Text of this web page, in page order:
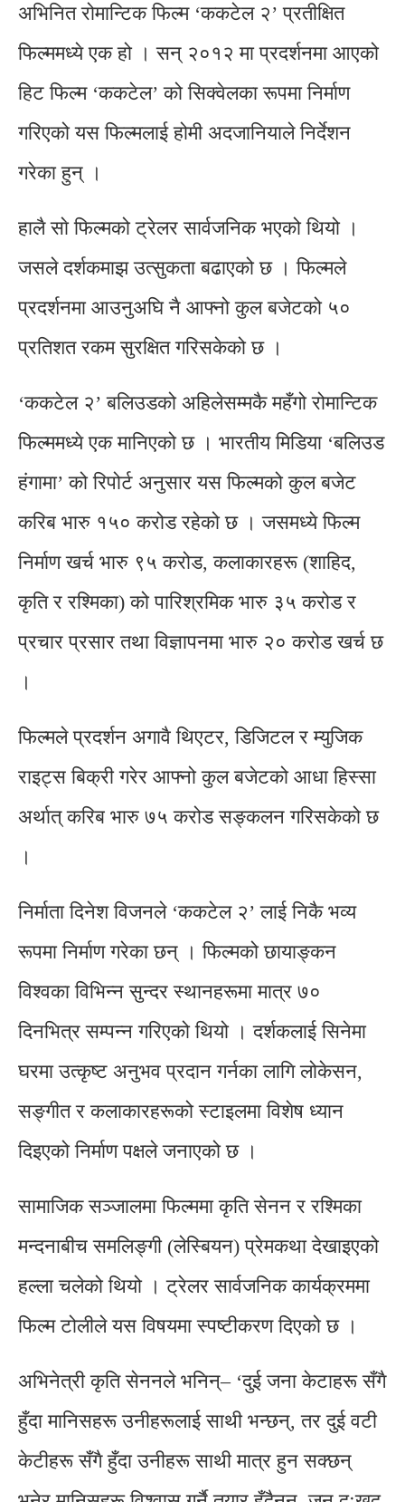
अभिनित रोमान्टिक फिल्म ‘ककटेल २’ प्रतीक्षित
फिल्ममध्ये एक हो । सन् २०१२ मा प्रदर्शनमा आएको
हिट फिल्म ‘ककटेल’ को सिक्वेलका रूपमा निर्माण
गरिएको यस फिल्मलाई होमी अदजानियाले निर्देशन
गरेका हुन् ।
हालै साे फिल्मको ट्रेलर सार्वजनिक भएको थियो ।
जसले दर्शकमाझ उत्सुकता बढाएको छ । फिल्मले
प्रदर्शनमा आउनुअघि नै आफ्नो कुल बजेटको ५०
प्रतिशत रकम सुरक्षित गरिसकेको छ ।
‘ककटेल २’ बलिउडको अहिलेसम्मकै महँगो रोमान्टिक
फिल्ममध्ये एक मानिएको छ । भारतीय मिडिया ‘बलिउड
हंगामा’ को रिपोर्ट अनुसार यस फिल्मको कुल बजेट
करिब भारु १५० करोड रहेको छ । जसमध्ये फिल्म
निर्माण खर्च भारु ९५ करोड, कलाकारहरू (शाहिद,
कृति र रश्मिका) को पारिश्रमिक भारु ३५ करोड र
प्रचार प्रसार तथा विज्ञापनमा भारु २० करोड खर्च छ
।
फिल्मले प्रदर्शन अगावै थिएटर, डिजिटल र म्युजिक
राइट्स बिक्री गरेर आफ्नो कुल बजेटको आधा हिस्सा
अर्थात् करिब भारु ७५ करोड सङ्कलन गरिसकेको छ
।
निर्माता दिनेश विजनले ‘ककटेल २’ लाई निकै भव्य
रूपमा निर्माण गरेका छन् । फिल्मको छायाङ्कन
विश्वका विभिन्न सुन्दर स्थानहरूमा मात्र ७०
दिनभित्र सम्पन्न गरिएको थियो । दर्शकलाई सिनेमा
घरमा उत्कृष्ट अनुभव प्रदान गर्नका लागि लोकेसन,
सङ्गीत र कलाकारहरूको स्टाइलमा विशेष ध्यान
दिइएको निर्माण पक्षले जनाएको छ ।
सामाजिक सञ्जालमा फिल्ममा कृति सेनन र रश्मिका
मन्दनाबीच समलिङ्गी (लेस्बियन) प्रेमकथा देखाइएको
हल्ला चलेको थियो । ट्रेलर सार्वजनिक कार्यक्रममा
फिल्म टोलीले यस विषयमा स्पष्टीकरण दिएको छ ।
अभिनेत्री कृति सेननले भनिन्– ‘दुई जना केटाहरू सँगै
हुँदा मानिसहरू उनीहरूलाई साथी भन्छन्, तर दुई वटी
केटीहरू सँगै हुँदा उनीहरू साथी मात्र हुन सक्छन्